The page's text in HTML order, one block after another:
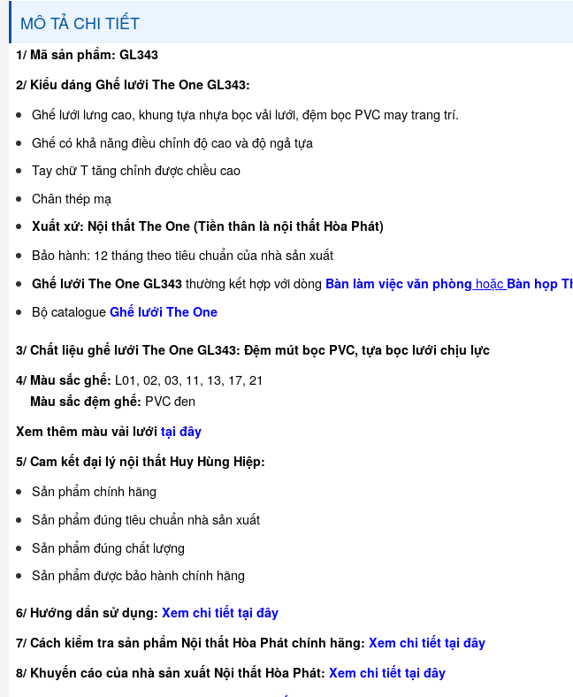
MÔ TẢ CHI TIẾT
1/ Mã sản phẩm: GL343
2/ Kiểu dáng Ghế lưới The One GL343:
Ghế lưới lưng cao, khung tựa nhựa bọc vải lưới, đệm bọc PVC may trang trí.
Ghế có khả năng điều chỉnh độ cao và độ ngả tựa
Tay chữ T tăng chỉnh được chiều cao
Chân thép mạ
Xuất xứ: Nội thất The One (Tiền thân là nội thất Hòa Phát)
Bảo hành: 12 tháng theo tiêu chuẩn của nhà sản xuất
Ghế lưới The One GL343thường kết hợp với dòng Bàn làm việc văn phòng hoặc Bàn họp
Bộ catalogueGhế lưới The One
3/ Chất liệu ghế lưới The One GL343: Đệm mút bọc PVC, tựa bọc lưới chịu lực
4/ Màu sắc ghế: L01, 02, 03, 11, 13, 17, 21
Màu sắc đệm ghế: PVC đen
Xem thêm màu vải lưới tại đây
5/ Cam kết đại lý nội thất Huy Hùng Hiệp:
Sản phẩm chính hãng
Sản phẩm đúng tiêu chuẩn nhà sản xuất
Sản phẩm đúng chất lượng
Sản phẩm được bảo hành chính hãng
6/ Hướng dẩn sử dụng: Xem chi tiết tại đây
7/ Cách kiểm tra sản phẩm Nội thất Hòa Phát chính hãng: Xem chi tiết tại đây
8/ Khuyến cáo của nhà sản xuất Nội thất Hòa Phát: Xem chi tiết tại đây